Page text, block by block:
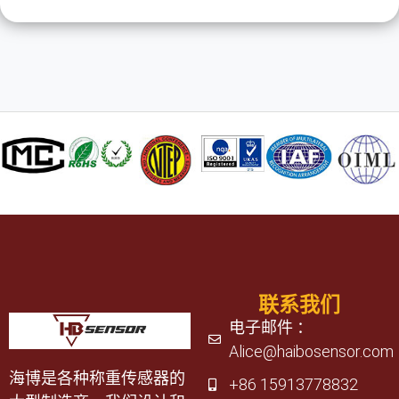
海博是各种称重传感器的
联系我们
电子邮件 ：
Alice@haibosensor.com
+86 15913778832